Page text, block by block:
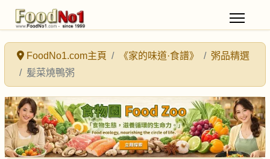
FoodNo1.com主頁 《家的味道·食譜》
粥品精選
髪菜燒鴨粥